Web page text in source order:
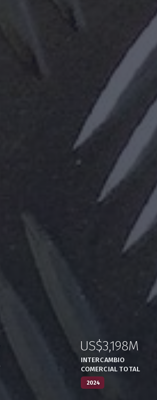
2024
:US$3,198M
INTERCAMBIO
COMERCIAL TOTAL